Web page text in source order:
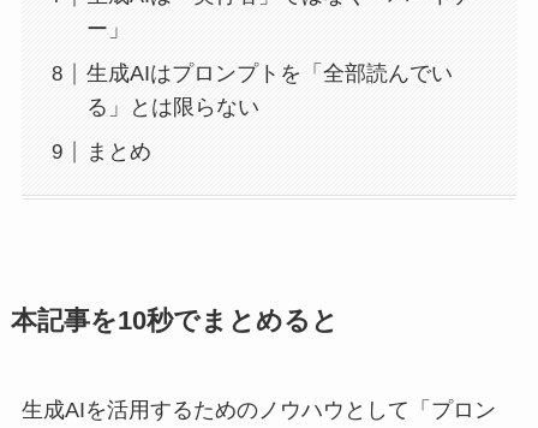
ー」
生成AIはプロンプトを「全部読んでい
る」とは限らない
まとめ
本記事を10秒でまとめると
生成AIを活用するためのノウハウとして「プロン